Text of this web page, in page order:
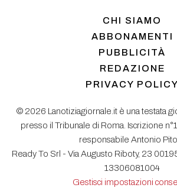
CHI SIAMO
ABBONAMENTI
PUBBLICITÀ
REDAZIONE
PRIVACY POLICY
© 2026 Lanotiziagiornale.it è una testata
presso il Tribunale di Roma. Iscrizione
responsabile Antonio
Ready To Srl - Via Augusto Riboty, 23
13306081004
Gestisci impostazioni